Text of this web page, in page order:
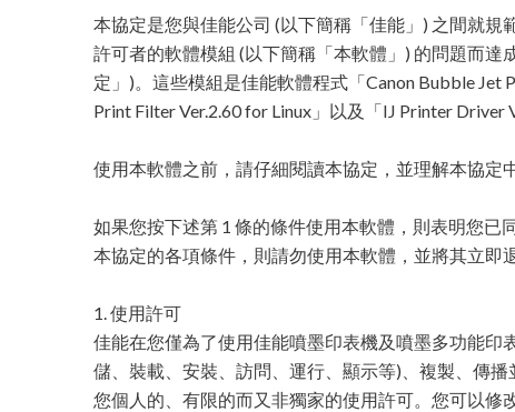
本協定是您與佳能公司 (以下簡稱「佳能」) 之間就
許可者的軟體模組 (以下簡稱「本軟體」) 的問題而達
定」)。這些模組是佳能軟體程式「Canon Bubble Jet
Print Filter Ver.2.60 for Linux」以及「IJ Printer Driver
使用本軟體之前，請仔細閱讀本協定，並理解本協定
如果您按下述第 1 條的條件使用本軟體，則表明您
本協定的各項條件，則請勿使用本軟體，並將其立即
1. 使用許可
佳能在您僅為了使用佳能噴墨印表機及噴墨多功能印
儲、裝載、安裝、訪問、運行、顯示等)、複製、傳
您個人的、有限的而又非獨家的使用許可。您可以修